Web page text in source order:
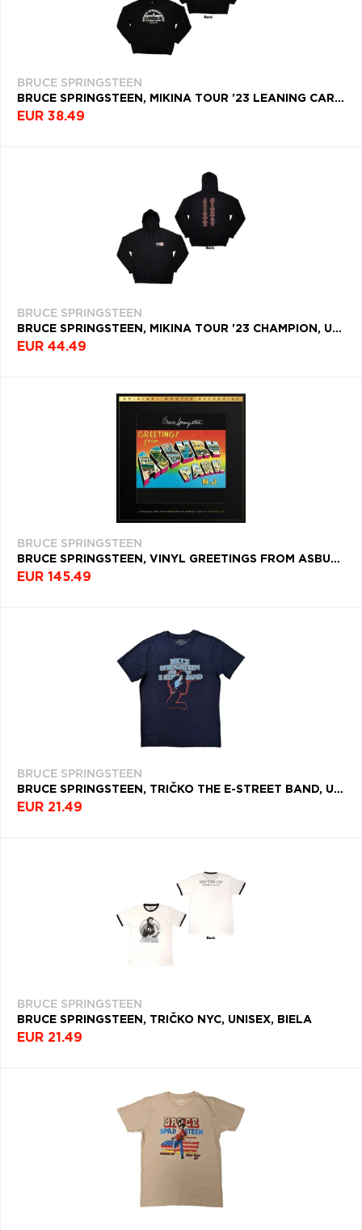
BRUCE SPRINGSTEEN
BRUCE SPRINGSTEEN, MIKINA TOUR '23 LEANING CAR, UNISEX, ČIERNA
EUR 38.49
BRUCE SPRINGSTEEN
BRUCE SPRINGSTEEN, MIKINA TOUR '23 CHAMPION, UNISEX, ČIERNA
EUR 44.49
BRUCE SPRINGSTEEN
BRUCE SPRINGSTEEN, VINYL GREETINGS FROM ASBURY PARK, NJ (MOBILE FIDELITY EDITION)
EUR 145.49
BRUCE SPRINGSTEEN
BRUCE SPRINGSTEEN, TRIČKO THE E-STREET BAND, UNISEX, MODRÁ
EUR 21.49
BRUCE SPRINGSTEEN
BRUCE SPRINGSTEEN, TRIČKO NYC, UNISEX, BIELA
EUR 21.49